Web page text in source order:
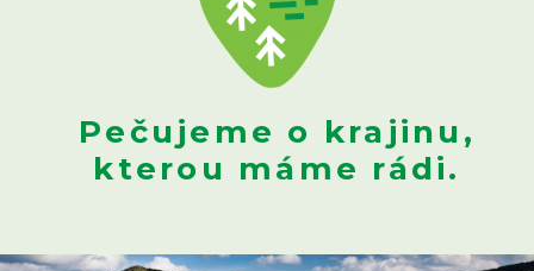
Pečujeme o krajinu,
kterou máme rádi.